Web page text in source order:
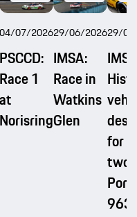
04/07/2026
PSCCD:
Race 1
at
Norisring
29/06/2026
IMSA:
Race in
Watkins
Glen
29/
for
two
963